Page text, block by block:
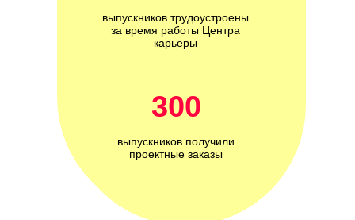
выпускников трудоустроены
за время работы Центра
карьеры
выпускников получили
проектные заказы
300